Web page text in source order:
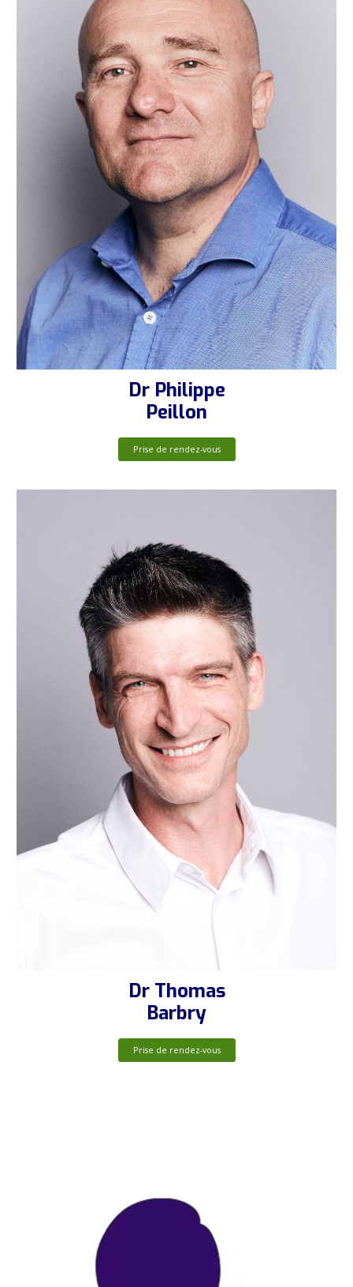
Dr Philippe
Peillon
Prise de rendez-vous
Dr Thomas
Barbry
Prise de rendez-vous